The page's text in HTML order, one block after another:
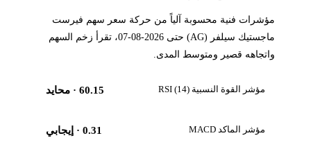
مؤشرات فنية محسوبة آلياً من حركة سعر سهم فيرست
ماجستيك سيلفر (AG) حتى 2026-08-07، تقرأ زخم السهم
واتجاهه قصير ومتوسط المدى.
مؤشر القوة النسبية RSI (14) 60.15· محايد
مؤشر الماكد MACD 0.31· إيجابي